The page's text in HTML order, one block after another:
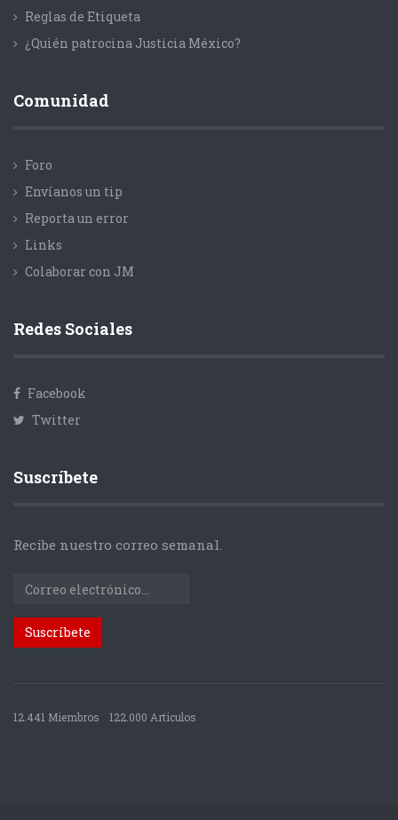
Reglas de Etiqueta
¿Quién patrocina Justicia México?
Comunidad
Foro
Envíanos un tip
Reporta un error
Links
Colaborar con JM
Redes Sociales
Facebook
Twitter
Suscríbete
Recibe nuestro correo semanal.
12.441 Miembros 122.000 Articulos